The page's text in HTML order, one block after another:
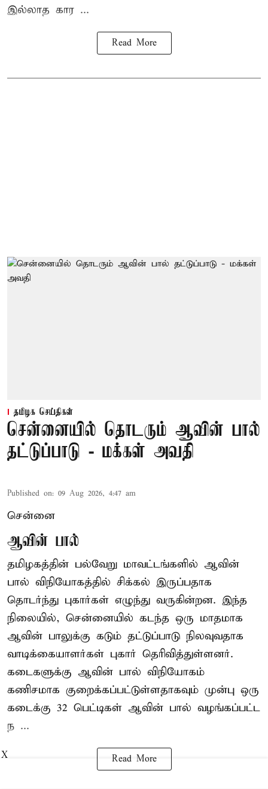
இல்லாத கார ...
Read More
தமிழக செய்திகள்
சென்னையில் தொடரும் ஆவின் பால்
தட்டுப்பாடு - மக்கள் அவதி
Published on: 09 Aug 2026, 4:47 am
சென்னை
ஆவின் பால்
தமிழகத்தின் பல்வேறு மாவட்டங்களில் ஆவின்
பால் விநியோகத்தில் சிக்கல் இருப்பதாக
தொடர்ந்து புகார்கள் எழுந்து வருகின்றன. இந்த
நிலையில், சென்னையில் கடந்த ஒரு மாதமாக
ஆவின் பாலுக்கு கடும் தட்டுப்பாடு நிலவுவதாக
வாடிக்கையாளர்கள் புகார் தெரிவித்துள்ளனர்.
கடைகளுக்கு ஆவின் பால் விநியோகம்
கணிசமாக குறைக்கப்பட்டுள்ளதாகவும் முன்பு ஒரு
கடைக்கு 32 பெட்டிகள் ஆவின் பால் வழங்கப்பட்ட
ந ...
Read More
X